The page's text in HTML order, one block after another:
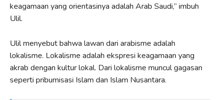
keagamaan yang orientasinya adalah Arab Saudi,” imbuh
Ulil.
Ulil menyebut bahwa lawan dari arabisme adalah
lokalisme. Lokalisme adalah ekspresi keagamaan yang
akrab dengan kultur lokal. Dari lokalisme muncul gagasan
seperti pribumisasi Islam dan Islam Nusantara.